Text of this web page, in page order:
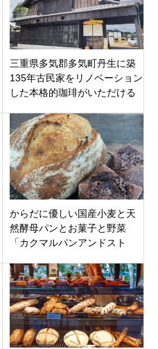
三重県多気郡多気町丹生に築
135年古民家をリノベーション
した本格的珈琲がいただける
パンやお菓子
からだに優しい国産小麦と天
然酵母パンとお菓子と野菜
「カクマルパンアンドスト
31日プレオープン